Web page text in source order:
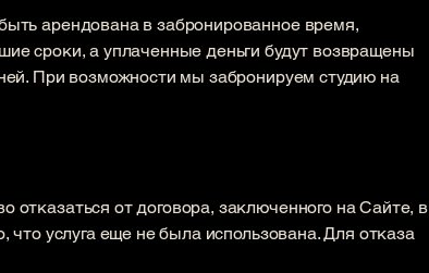
арендована в забронированное время,
сроки, а уплаченные деньги будут возвращены
При возможности мы забронируем студию на
отказаться от договора, заключенного на Сайте, в
что услуга еще не была использована. Для отказа